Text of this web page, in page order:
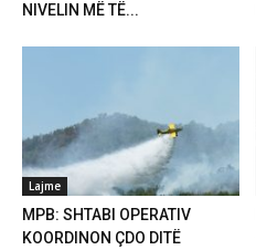
NIVELIN MË TË...
Lajme
MPB: SHTABI OPERATIV
KOORDINON ÇDO DITË